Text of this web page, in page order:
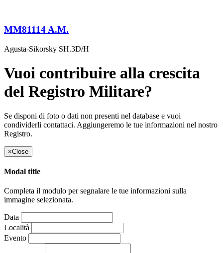
MM81114 A.M.
Agusta-Sikorsky SH.3D/H
Vuoi contribuire alla crescita
del Registro Militare?
Se disponi di foto o dati non presenti nel database e vuoi
condividerli contattaci. Aggiungeremo le tue informazioni nel nostro
Registro.
×Close
Modal title
Completa il modulo per segnalare le tue informazioni sulla
immagine selezionata.
Data
Località
Evento